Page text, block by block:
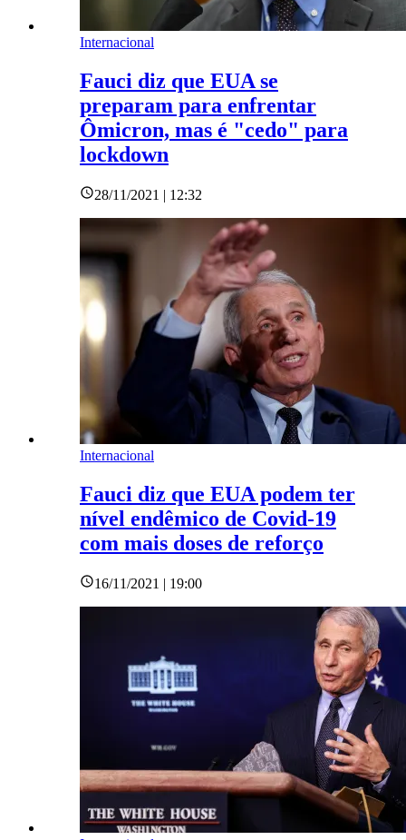
Internacional
Fauci diz que EUA se
preparam para enfrentar
Ômicron, mas é "cedo" para
lockdown
28/11/2021 | 12:32
Internacional
Fauci diz que EUA podem ter
nível endêmico de Covid-19
com mais doses de reforço
16/11/2021 | 19:00